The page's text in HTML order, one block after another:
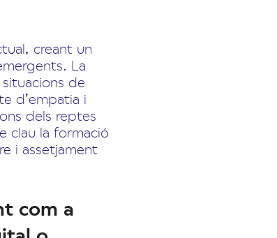
creant un
La
de
d’empatia i
dels reptes
clau la formació
i assetjament
com a